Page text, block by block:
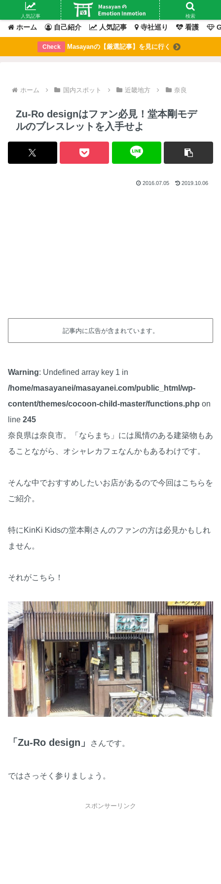
Masayanの「感情」が動いたその「瞬間」を綴るブログ
ホーム 自己紹介 人気記事 寺社巡り 看護
Check Masayanの【厳選記事】を見に行く
ホーム 国内スポット 近畿地方 奈良
Zu-Ro designはファン必見！堂本剛モデ
ルのブレスレットを入手せよ
2016.07.05 2019.10.06
記事内に広告が含まれています。
Warning: Undefined array key 1 in
/home/masayanei/masayanei.com/public_html/wp-
content/themes/cocoon-child-master/functions.php on
line 245
奈良県は奈良市。「ならまち」には風情のある建築物もあ
ることながら、オシャレカフェなんかもあるわけです。
そんな中でおすすめしたいお店があるので今回はこちらを
ご紹介。
特にKinKi Kidsの堂本剛さんのファンの方は必見かもしれ
ません。
それがこちら！
「Zu-Ro design」 さんです。
ではさっそく参りましょう。
スポンサーリンク
人気記事 検索